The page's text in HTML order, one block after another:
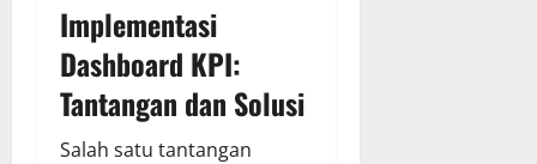
Implementasi
Dashboard KPI:
Tantangan dan Solusi
Salah satu tantangan